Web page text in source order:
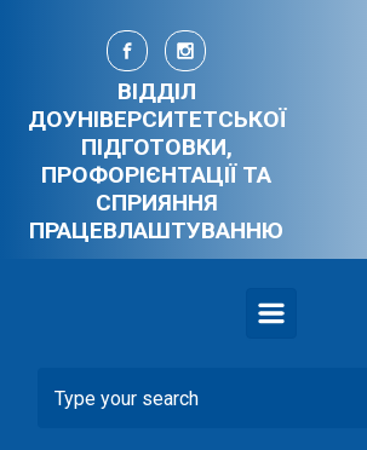
Skip to main content
ВІДДІЛ
ДОУНІВЕРСИТЕТСЬКОЇ
ПІДГОТОВКИ,
ПРОФОРІЄНТАЦІЇ ТА
СПРИЯННЯ
ПРАЦЕВЛАШТУВАННЮ